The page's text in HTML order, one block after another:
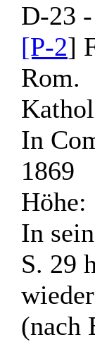
D-23 -
[P-2]
Rom.
In
1869
Höhe:
In
S. 29
(nach